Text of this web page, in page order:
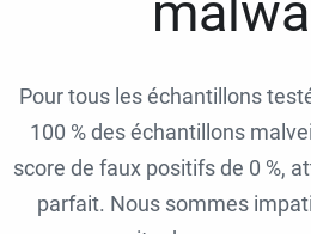
Pour tous les échantillons
100 % des échantillons
score de faux positifs de 0 %,
parfait. Nous sommes